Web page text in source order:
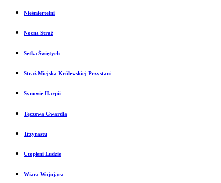
Nieśmiertelni
Nocna Straż
Setka Świętych
Straż Miejska Królewskiej Przystani
Synowie Harpii
Tęczowa Gwardia
Trzynastu
Utopieni Ludzie
Wiara Wojująca